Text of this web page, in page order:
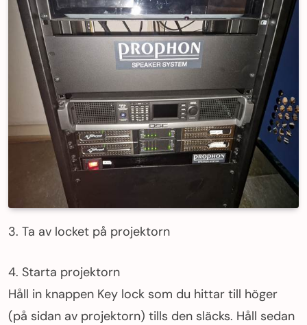
3. Ta av locket på projektorn
4. Starta projektorn
Håll in knappen Key lock som du hittar till höger
(på sidan av projektorn) tills den släcks. Håll sedan